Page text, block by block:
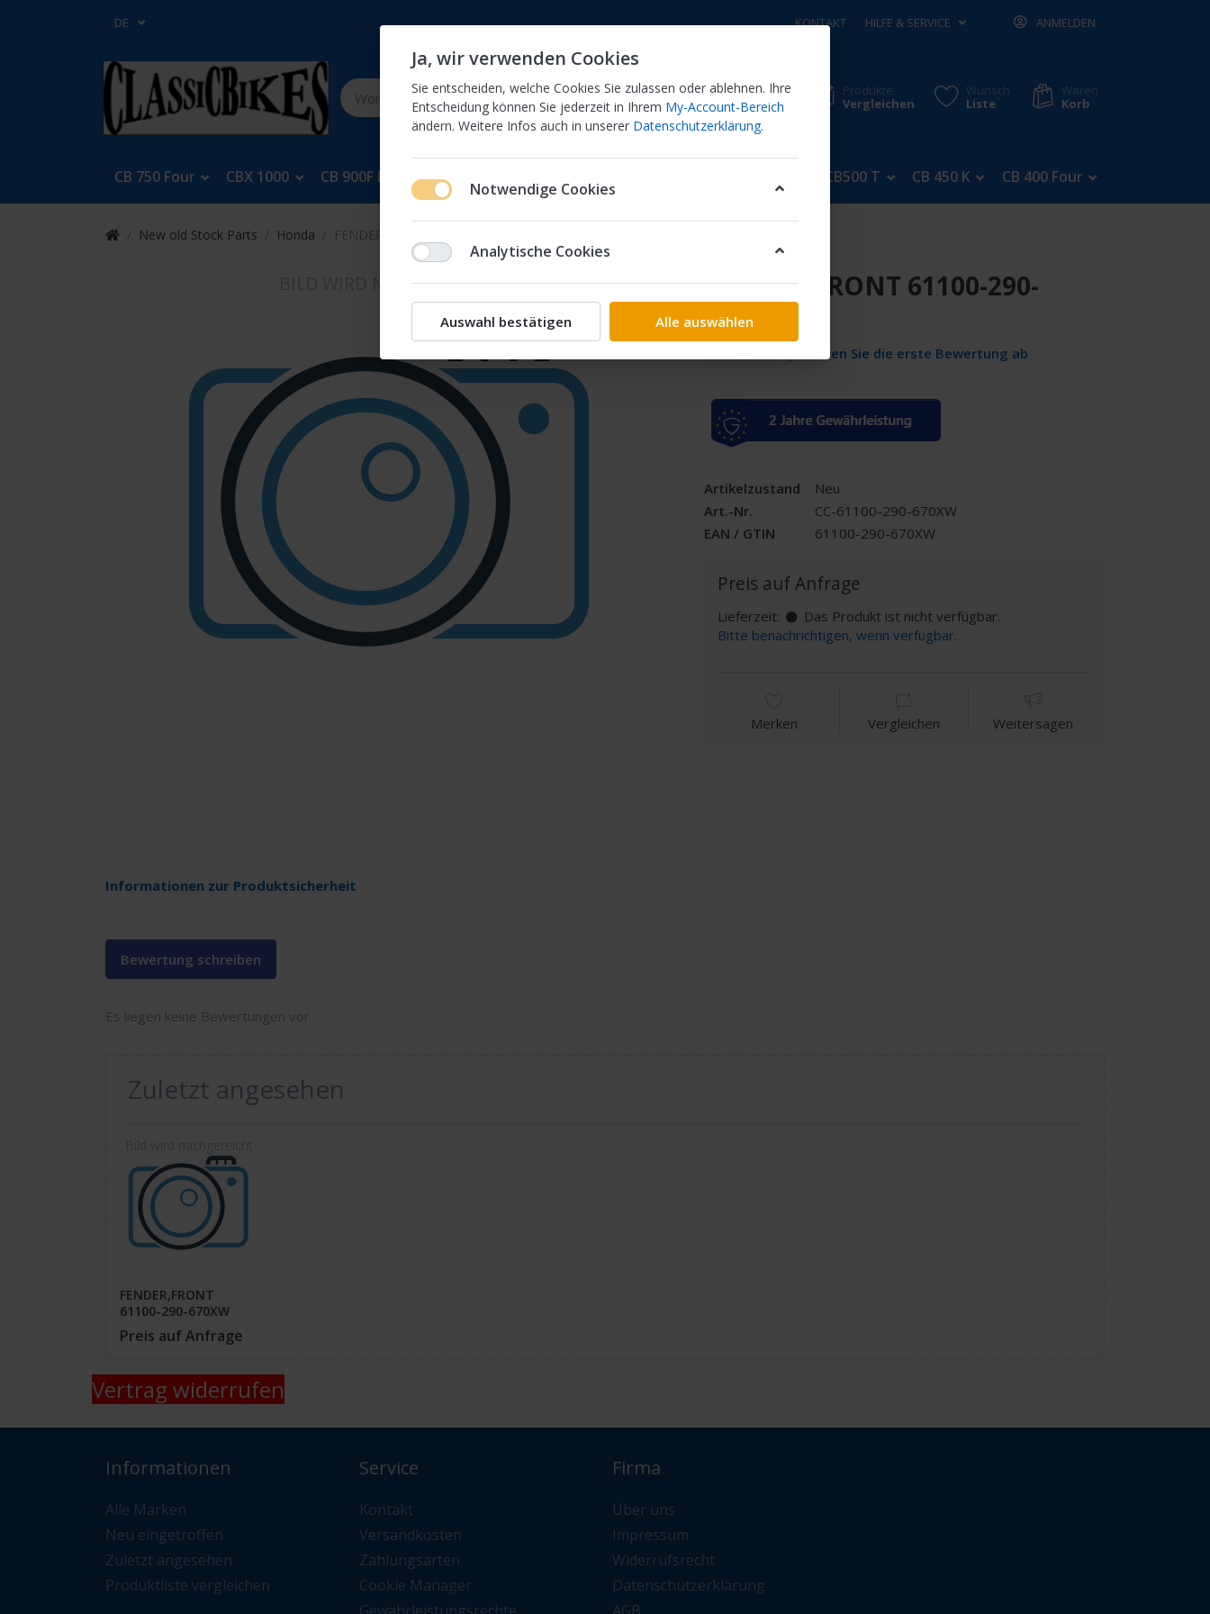
DE KONTAKT HILFE & SERVICE ANMELDEN
Produkte
Vergleichen
Wunsch
Liste
Waren
Korb
CB 750 Four CBX 1000 CB 900F Bol Dor CB500 T CB 450 K CB 400 Four
New old Stock Parts Honda FENDER,FRONT 61100-290-670XW
Informationen zur Produktsicherheit
FENDER,FRONT 61100-290-
670XW
Geben Sie die erste Bewertung ab
Artikelzustand
Neu
Art.-Nr.
CC-61100-290-670XW
EAN / GTIN
61100-290-670XW
Preis auf Anfrage
Lieferzeit:
Das Produkt ist nicht verfügbar.
Bitte benachrichtigen, wenn verfügbar.
Merken Vergleichen Weitersagen
Bewertung schreiben
Es liegen keine Bewertungen vor
Zuletzt angesehen
FENDER,FRONT
61100-290-670XW
Preis auf Anfrage
Vertrag widerrufen
Informationen
Alle Marken
Neu eingetroffen
Zuletzt angesehen
Produktliste vergleichen
Service
Kontakt
Versandkosten
Zahlungsarten
Cookie Manager
Firma
Über uns
Impressum
Widerrufsrecht
Datenschutzerklärung
Ja, wir verwenden Cookies
Sie entscheiden, welche Cookies Sie zulassen oder ablehnen. Ihre
Entscheidung können Sie jederzeit in Ihrem My-Account-Bereich
ändern. Weitere Infos auch in unserer Datenschutzerklärung.
Notwendige Cookies
Analytische Cookies
Auswahl bestätigen Alle auswählen